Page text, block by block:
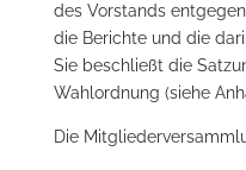
des Vorstands
die Berichte und die
Sie beschließt die
Wahlordnung (siehe
Die